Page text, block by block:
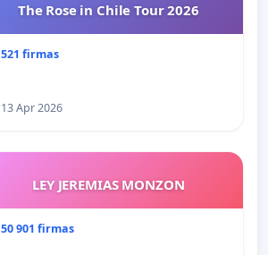
The Rose in Chile Tour 2026
521 firmas
13 Apr 2026
LEY JEREMIAS MONZON
50 901 firmas